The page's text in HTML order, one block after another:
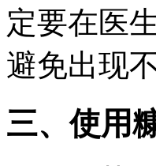
定要在医
避免出现
三、使用